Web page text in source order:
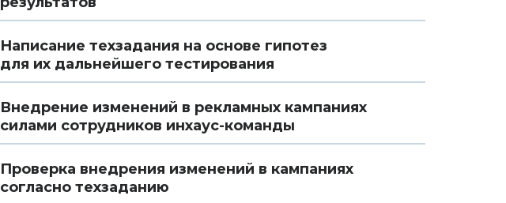
Написание техзадания на основе гипотез
для их дальнейшего тестирования
Внедрение изменений в рекламных кампаниях
силами сотрудников инхаус-команды
Проверка внедрения изменений в кампаниях
согласно техзаданию